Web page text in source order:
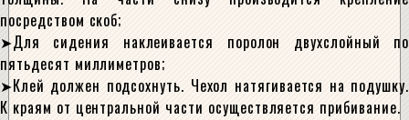
посредством скоб;
Для сидения наклеивается поролон двухслойный по
пятьдесят миллиметров;
Клей должен подсохнуть. Чехол натягивается на подушку.
К краям от центральной части осуществляется прибивание.